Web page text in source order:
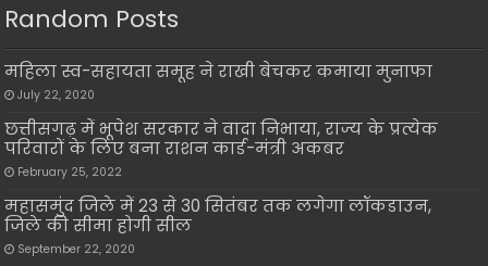
Random Posts
महिला स्व-सहायता समूह ने राखी बेचकर कमाया मुनाफा
July 22, 2020
छत्तीसगढ़ में भूपेश सरकार ने वादा निभाया, राज्य के प्रत्येक
परिवारों के लिए बना राशन कार्ड-मंत्री अकबर
February 25, 2022
महासमुंद जिले में 23 से 30 सितंबर तक लगेगा लॉकडाउन,
जिले की सीमा होगी सील
September 22, 2020